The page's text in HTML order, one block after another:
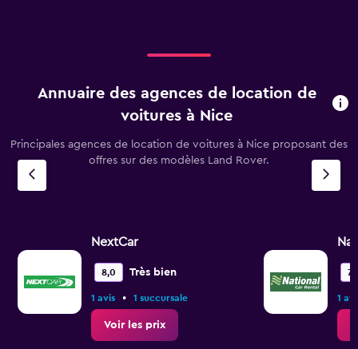
Annuaire des agences de location de
voitures à Nice
Principales agences de location de voitures à Nice proposant des
offres sur des modèles Land Rover.
NextCar
8,0 Très bien
1 avis • 1 succursale
Voir les prix
1